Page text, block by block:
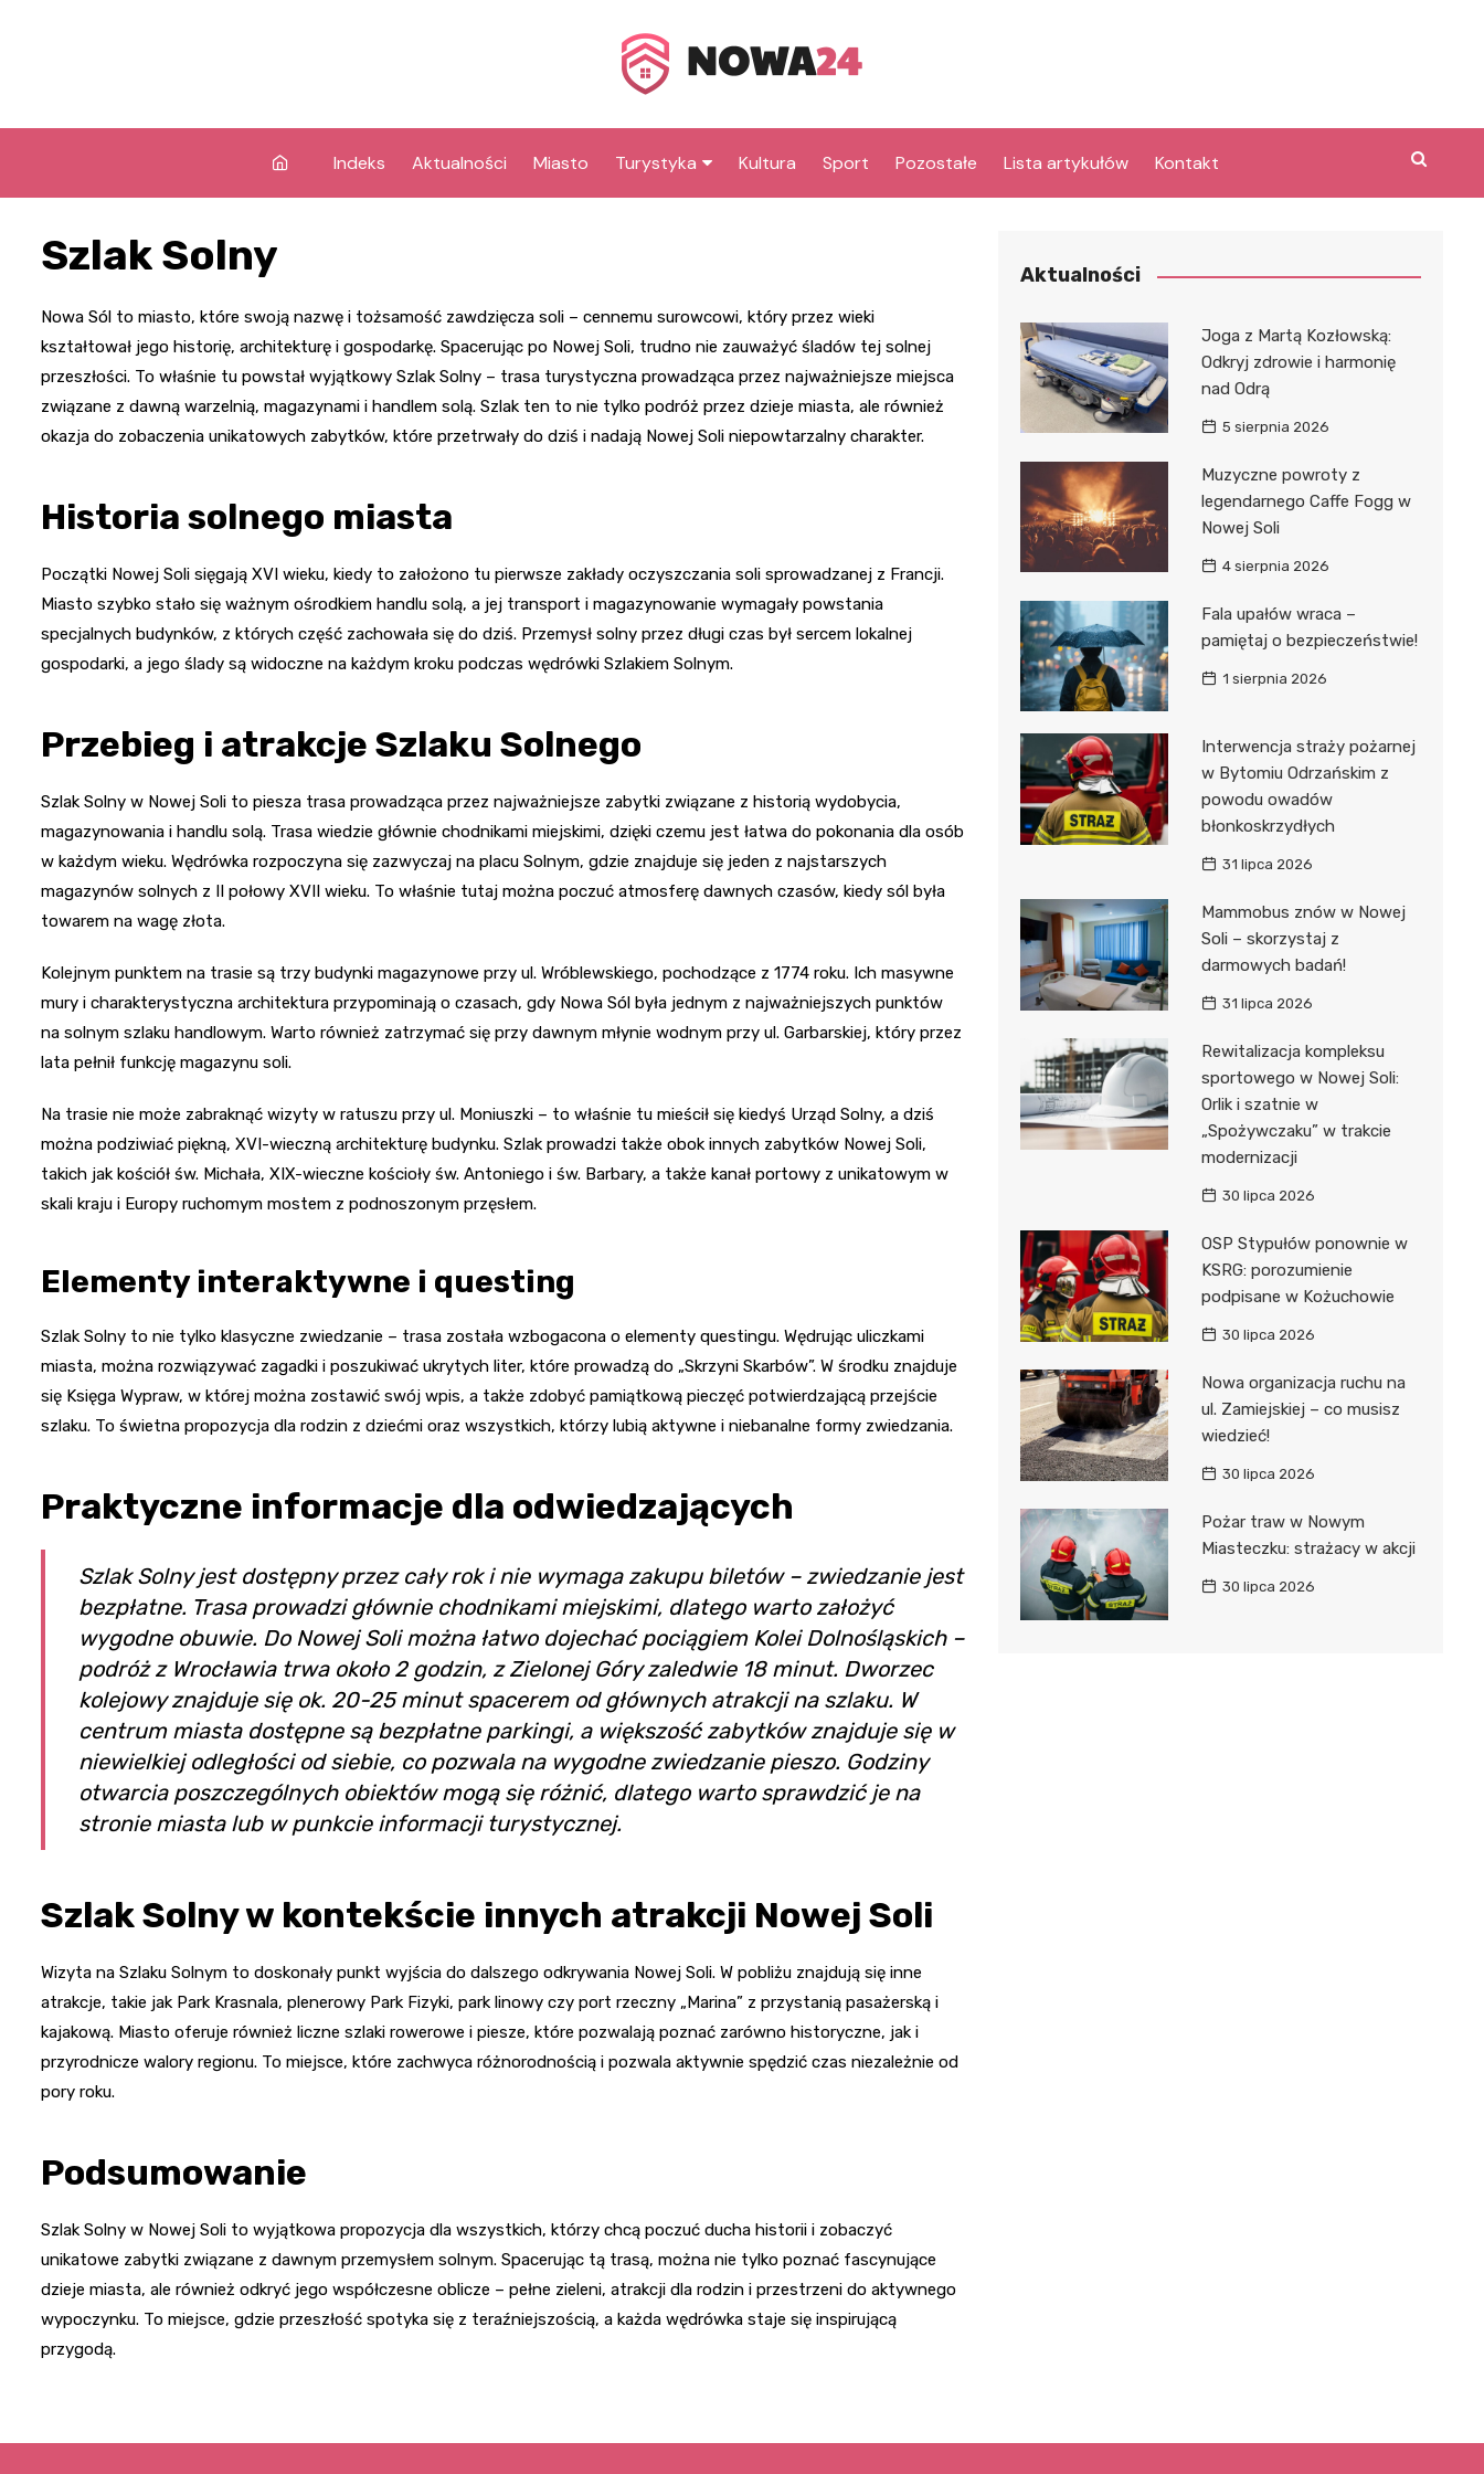
Indeks Aktualności Miasto Turystyka
Rejs statkiem Laguna po
Szlak Solny
Park Linowy Solpark
Zabytkowy ratusz i
magazyny solne
Kościół św. Antoniego
Nowej Soli
Ratusz
Kościół św. Barbary
portowy nad kanałem ulgi
Zbór Braci Morawskich
Najciekawsze atrakcje
powiatu nowosolskiego
Rynek i ratusz
Karmelitów)
Rynek i zabytkowa
zabudowa
Wiatraki koźlaki
Kultura Sport Pozostałe Lista artykułów Kontakt
Szlak Solny
Nowa Sól to miasto, które swoją nazwę i tożsamość zawdzięcza soli – cennemu surowcowi, który przez wieki
kształtował jego historię, architekturę i gospodarkę. Spacerując po Nowej Soli, trudno nie zauważyć śladów tej solnej
przeszłości. To właśnie tu powstał wyjątkowy Szlak Solny – trasa turystyczna prowadząca przez najważniejsze miejsca
związane z dawną warzelnią, magazynami i handlem solą. Szlak ten to nie tylko podróż przez dzieje miasta, ale również
okazja do zobaczenia unikatowych zabytków, które przetrwały do dziś i nadają Nowej Soli niepowtarzalny charakter.
Historia solnego miasta
Początki Nowej Soli sięgają XVI wieku, kiedy to założono tu pierwsze zakłady oczyszczania soli sprowadzanej z Francji.
Miasto szybko stało się ważnym ośrodkiem handlu solą, a jej transport i magazynowanie wymagały powstania
specjalnych budynków, z których część zachowała się do dziś. Przemysł solny przez długi czas był sercem lokalnej
gospodarki, a jego ślady są widoczne na każdym kroku podczas wędrówki Szlakiem Solnym.
Przebieg i atrakcje Szlaku Solnego
Szlak Solny w Nowej Soli to piesza trasa prowadząca przez najważniejsze zabytki związane z historią wydobycia,
magazynowania i handlu solą. Trasa wiedzie głównie chodnikami miejskimi, dzięki czemu jest łatwa do pokonania dla osób
w każdym wieku. Wędrówka rozpoczyna się zazwyczaj na placu Solnym, gdzie znajduje się jeden z najstarszych
magazynów solnych z II połowy XVII wieku. To właśnie tutaj można poczuć atmosferę dawnych czasów, kiedy sól była
towarem na wagę złota.
Kolejnym punktem na trasie są trzy budynki magazynowe przy ul. Wróblewskiego, pochodzące z 1774 roku. Ich masywne
mury i charakterystyczna architektura przypominają o czasach, gdy Nowa Sól była jednym z najważniejszych punktów
na solnym szlaku handlowym. Warto również zatrzymać się przy dawnym młynie wodnym przy ul. Garbarskiej, który przez
lata pełnił funkcję magazynu soli.
Na trasie nie może zabraknąć wizyty w ratuszu przy ul. Moniuszki – to właśnie tu mieścił się kiedyś Urząd Solny, a dziś
można podziwiać piękną, XVI-wieczną architekturę budynku. Szlak prowadzi także obok innych zabytków Nowej Soli,
takich jak kościół św. Michała, XIX-wieczne kościoły św. Antoniego i św. Barbary, a także kanał portowy z unikatowym w
skali kraju i Europy ruchomym mostem z podnoszonym przęsłem.
Elementy interaktywne i questing
Szlak Solny to nie tylko klasyczne zwiedzanie – trasa została wzbogacona o elementy questingu. Wędrując uliczkami
miasta, można rozwiązywać zagadki i poszukiwać ukrytych liter, które prowadzą do „Skrzyni Skarbów”. W środku znajduje
się Księga Wypraw, w której można zostawić swój wpis, a także zdobyć pamiątkową pieczęć potwierdzającą przejście
szlaku. To świetna propozycja dla rodzin z dziećmi oraz wszystkich, którzy lubią aktywne i niebanalne formy zwiedzania.
Praktyczne informacje dla odwiedzających
Szlak Solny jest dostępny przez cały rok i nie wymaga zakupu biletów – zwiedzanie jest
bezpłatne. Trasa prowadzi głównie chodnikami miejskimi, dlatego warto założyć
wygodne obuwie. Do Nowej Soli można łatwo dojechać pociągiem Kolei Dolnośląskich –
podróż z Wrocławia trwa około 2 godzin, z Zielonej Góry zaledwie 18 minut. Dworzec
kolejowy znajduje się ok. 20-25 minut spacerem od głównych atrakcji na szlaku. W
centrum miasta dostępne są bezpłatne parkingi, a większość zabytków znajduje się w
niewielkiej odległości od siebie, co pozwala na wygodne zwiedzanie pieszo. Godziny
otwarcia poszczególnych obiektów mogą się różnić, dlatego warto sprawdzić je na
stronie miasta lub w punkcie informacji turystycznej.
Szlak Solny w kontekście innych atrakcji Nowej Soli
Wizyta na Szlaku Solnym to doskonały punkt wyjścia do dalszego odkrywania Nowej Soli. W pobliżu znajdują się inne
atrakcje, takie jak Park Krasnala, plenerowy Park Fizyki, park linowy czy port rzeczny „Marina” z przystanią pasażerską i
kajakową. Miasto oferuje również liczne szlaki rowerowe i piesze, które pozwalają poznać zarówno historyczne, jak i
przyrodnicze walory regionu. To miejsce, które zachwyca różnorodnością i pozwala aktywnie spędzić czas niezależnie od
pory roku.
Podsumowanie
Szlak Solny w Nowej Soli to wyjątkowa propozycja dla wszystkich, którzy chcą poczuć ducha historii i zobaczyć
unikatowe zabytki związane z dawnym przemysłem solnym. Spacerując tą trasą, można nie tylko poznać fascynujące
dzieje miasta, ale również odkryć jego współczesne oblicze – pełne zieleni, atrakcji dla rodzin i przestrzeni do aktywnego
wypoczynku. To miejsce, gdzie przeszłość spotyka się z teraźniejszością, a każda wędrówka staje się inspirującą
przygodą.
Aktualności
Joga z Martą Kozłowską:
Odkryj zdrowie i harmonię
nad Odrą
5 sierpnia 2026
Muzyczne powroty z
legendarnego Caffe Fogg w
Nowej Soli
4 sierpnia 2026
Fala upałów wraca –
pamiętaj o bezpieczeństwie!
1 sierpnia 2026
Interwencja straży pożarnej
w Bytomiu Odrzańskim z
powodu owadów
błonkoskrzydłych
31 lipca 2026
Mammobus znów w Nowej
Soli – skorzystaj z
darmowych badań!
31 lipca 2026
Rewitalizacja kompleksu
sportowego w Nowej Soli:
Orlik i szatnie w
„Spożywczaku” w trakcie
modernizacji
30 lipca 2026
OSP Stypułów ponownie w
KSRG: porozumienie
podpisane w Kożuchowie
30 lipca 2026
Nowa organizacja ruchu na
ul. Zamiejskiej – co musisz
wiedzieć!
30 lipca 2026
Pożar traw w Nowym
Miasteczku: strażacy w akcji
30 lipca 2026